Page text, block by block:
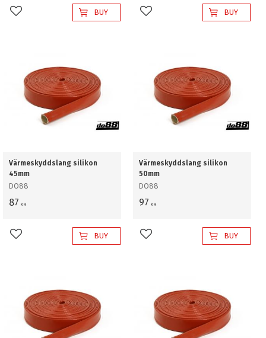
Add to favorites BUY Add to favorites BUY
Värmeskyddslang silikon
45mm
DO88
87 KR
Add to favorites BUY
Värmeskyddslang silikon
50mm
DO88
97 KR
Add to favorites BUY